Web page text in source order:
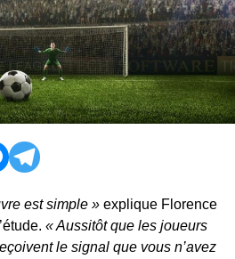
est simple »explique Florence
« Aussitôt que les joueurs
le signal que vous n’avez